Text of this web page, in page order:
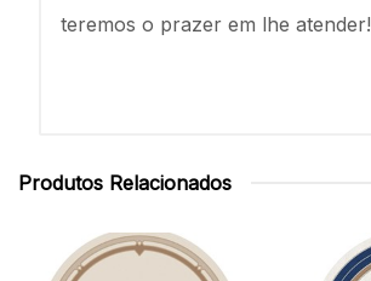
teremos o prazer em lhe atender!
Produtos Relacionados